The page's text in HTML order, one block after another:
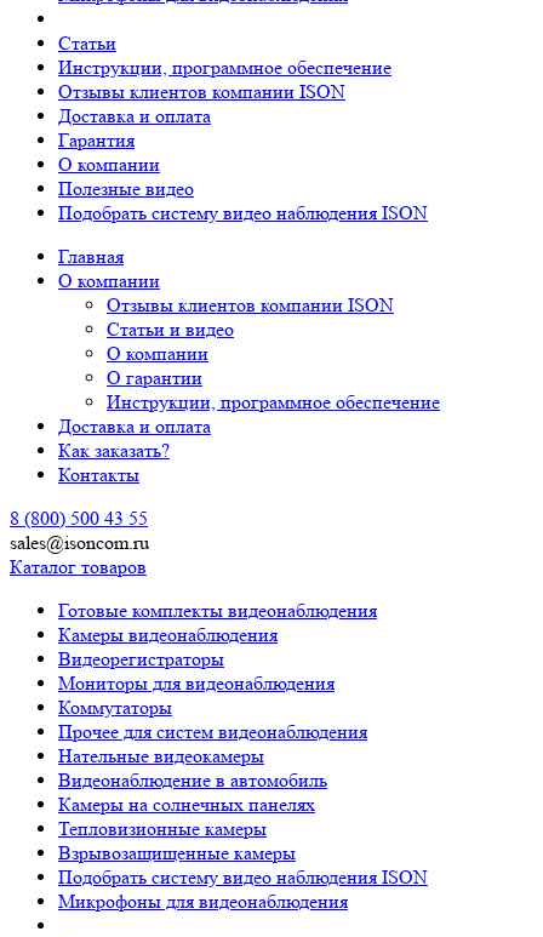
Статьи
Инструкции, программное обеспечение
Отзывы клиентов компании ISON
Доставка и оплата
Гарантия
О компании
Полезные видео
Подобрать систему видео наблюдения ISON
Главная
О компании
Отзывы клиентов компании ISON
Статьи и видео
О компании
О гарантии
Инструкции, программное обеспечение
Доставка и оплата
Как заказать?
Контакты
8 (800) 500 43 55
sales@isoncom.ru
Каталог товаров
Готовые комплекты видеонаблюдения
Камеры видеонаблюдения
Видеорегистраторы
Мониторы для видеонаблюдения
Коммутаторы
Прочее для систем видеонаблюдения
Нательные видеокамеры
Видеонаблюдение в автомобиль
Камеры на солнечных панелях
Тепловизионные камеры
Взрывозащищенные камеры
Подобрать систему видео наблюдения ISON
Микрофоны для видеонаблюдения